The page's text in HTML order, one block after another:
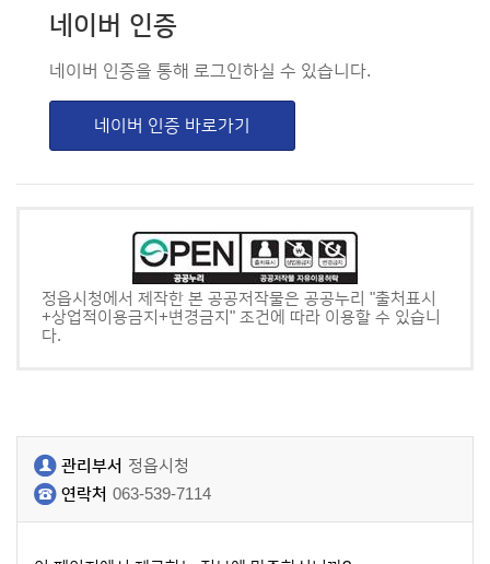
네이버 인증
네이버 인증을 통해 로그인하실 수 있습니다.
네이버 인증 바로가기
정읍시청에서 제작한 본 공공저작물은 공공누리 "출처표시
+상업적이용금지+변경금지" 조건에 따라 이용할 수 있습니
다.
관리부서 정읍시청
연락처 063-539-7114